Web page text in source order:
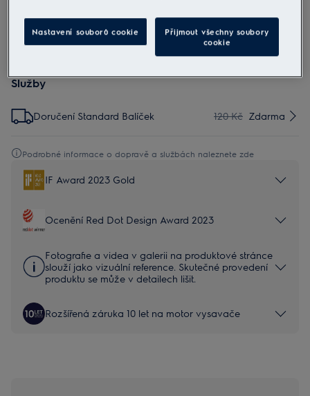
Bezpečnostní pokyny a bezpečnostní upozornění podle
nařízení EU 2023/988 jsou uvedeny v uživatelské příručce.
Pro bezpečné používání výrobku si přečtěte celý návod k
Služby
Doručení Standard Balíček 120 Kč Zdarma
Podrobné informace o dopravě a službách naleznete zde
IF Award 2023 Gold
Ocenění Red Dot Design Award 2023
Fotografie a videa v galerii na produktové stránce
slouží jako vizuální reference. Skutečné provedení
produktu se může v detailech lišit.
Rozšířená záruka 10 let na motor vysavače
Nastavení souborů cookie
Přijmout všechny soubory
cookie